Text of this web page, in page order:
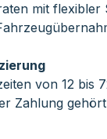
mit flexibler
von 12 bis
Zahlung